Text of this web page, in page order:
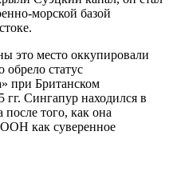
морской базой
это место оккупировали
обрело статус
при Британском
Сингапур находился в
того, как она
ООН как суверенное